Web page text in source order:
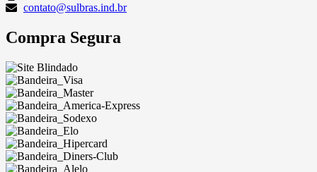
contato@sulbras.ind.br
Compra Segura